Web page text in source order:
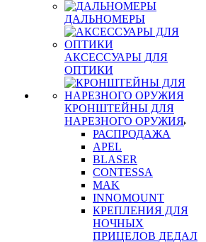
ДАЛЬНОМЕРЫ
АКСЕССУАРЫ ДЛЯ
ОПТИКИ
КРОНШТЕЙНЫ ДЛЯ
НАРЕЗНОГО ОРУЖИЯ
РАСПРОДАЖА
APEL
BLASER
CONTESSA
MAK
INNOMOUNT
КРЕПЛЕНИЯ ДЛЯ
НОЧНЫХ
ПРИЦЕЛОВ ДЕДАЛ